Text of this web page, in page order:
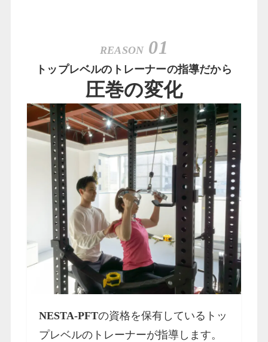
REASON01
トップレベルのトレーナーの指導だから
圧巻の変化
NESTA-PFTの資格を保有しているトッ
プレベルのトレーナーが指導します。